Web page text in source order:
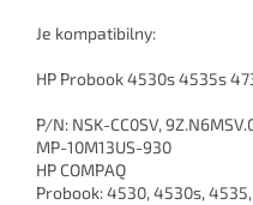
Je kompatibilny:
HP Probook 4530s 4535s
P/N: NSK-CC0SV,
MP-10M13US-930
HP COMPAQ
Probook: 4530, 4530s,